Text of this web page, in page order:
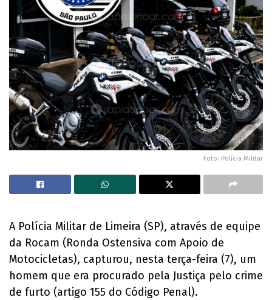
Foto: Polícia Militar
A Polícia Militar de Limeira (SP), através de equipe
da Rocam (Ronda Ostensiva com Apoio de
Motocicletas), capturou, nesta terça-feira (7), um
homem que era procurado pela Justiça pelo crime
de furto (artigo 155 do Código Penal).